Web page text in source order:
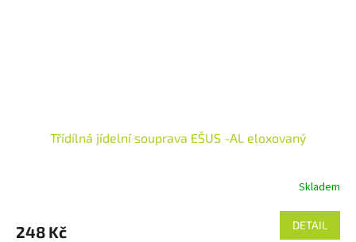
Třídílná jídelní souprava EŠUS -AL eloxovaný
Skladem
248 Kč DETAIL